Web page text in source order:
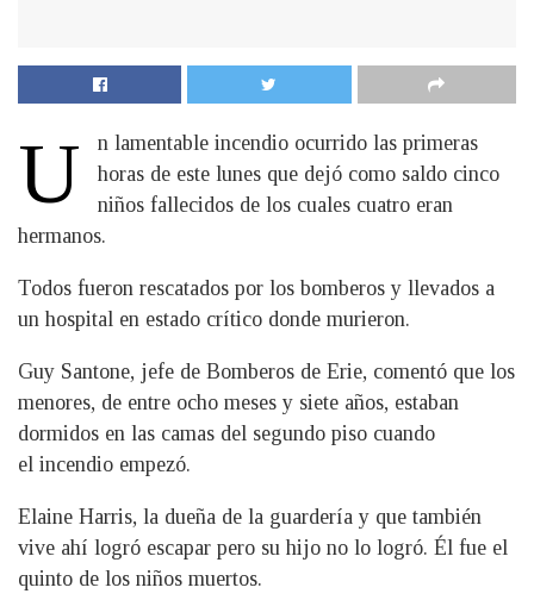
U
n lamentable incendio ocurrido las primeras
horas de este lunes que dejó como saldo cinco
niños fallecidos de los cuales cuatro eran
hermanos.
Todos fueron rescatados por los bomberos y llevados a
un hospital en estado crítico donde murieron.
Guy Santone, jefe de Bomberos de Erie, comentó que los
menores, de entre ocho meses y siete años, estaban
dormidos en las camas del segundo piso cuando
el incendio empezó.
Elaine Harris, la dueña de la guardería y que también
vive ahí logró escapar pero su hijo no lo logró. Él fue el
quinto de los niños muertos.